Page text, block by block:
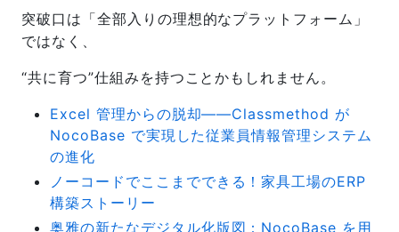
突破口は「全部入りの理想的なプラットフォーム」
ではなく、
“共に育つ”仕組みを持つことかもしれません。
Excel 管理からの脱却――Classmethod が
NocoBase で実現した従業員情報管理システム
の進化
ノーコードでここまでできる！家具工場のERP
構築ストーリー
奥雅の新たなデジタル化版図：NocoBase を用